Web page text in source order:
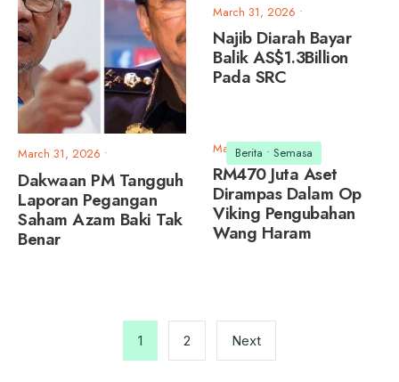
March 31, 2026 •
Najib Diarah Bayar
Balik AS$1.3Billion
Pada SRC
March 31, 2026 •
Dakwaan PM Tangguh
Laporan Pegangan
Saham Azam Baki Tak
Benar
Berita • Semasa
March 30, 2026 •
RM470 Juta Aset
Dirampas Dalam Op
Viking Pengubahan
Wang Haram
pagination1 2 Next